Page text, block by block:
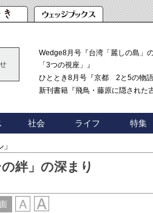
Wedge8月号『台湾「麗しの島」
「3つの視座」』
ひととき8月号『京都 2と5の物語
新刊書籍『飛鳥・藤原に隠された
社会 ライフ 特集
絆」の深まり